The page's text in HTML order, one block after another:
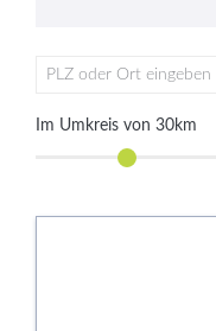
PLZ oder Ort eingeben
Im Umkreis von 30km